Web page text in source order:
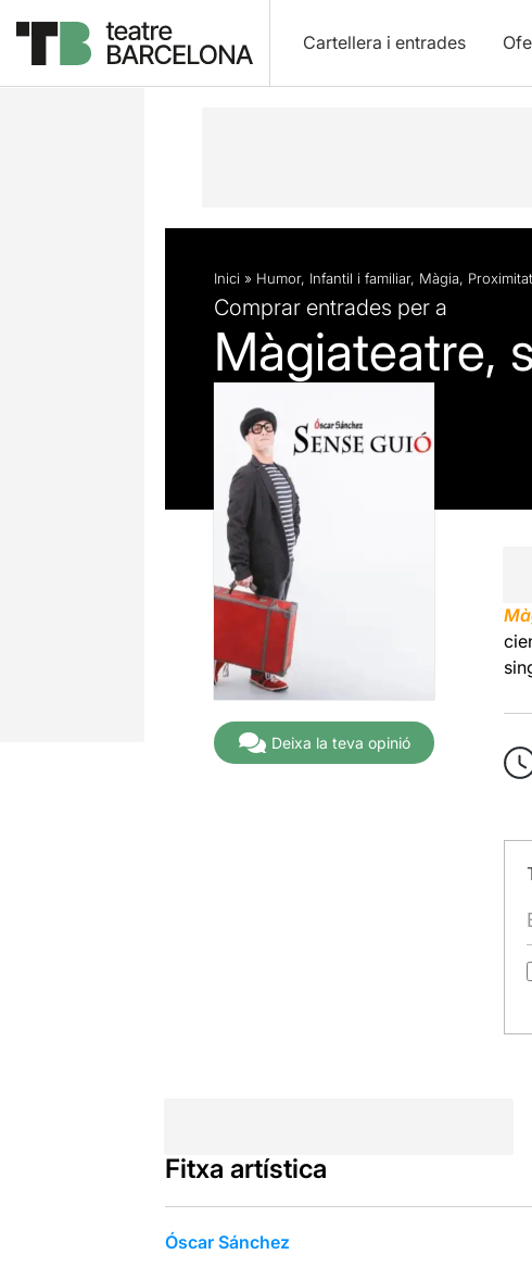
Cartellera i entrades
Descripció Fitxa artística
Inici » Humor, Infantil i familiar, Màgia, Proximitat
Comprar entrades per a
Màgiateatre,
Deixa la teva opinió
Fitxa artística
Óscar Sánchez